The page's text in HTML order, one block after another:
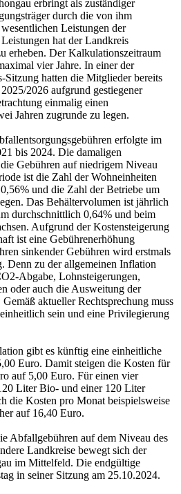
erbringt als zuständiger
durch die von ihm
Leistungen der
hat der Landkreis
erheben. Der Kalkulationszeitraum
vier Jahre. In einer der
Sitzung hatten die Mitglieder bereits
2026 aufgrund gestiegener
einmalig einen
Jahren zugrunde zu legen.
erfolgte im
bis 2024. Die damaligen
Gebühren auf niedrigem Niveau
ist die Zahl der Wohneinheiten
und die Zahl der Betriebe um
Das Behältervolumen ist jährlich
durchschnittlich 0,64% und beim
Aufgrund der Kostensteigerung
ist eine Gebührenerhöhung
sinkender Gebühren wird erstmals
Denn zu der allgemeinen Inflation
Abgabe, Lohnsteigerungen,
oder auch die Ausweitung der
aktueller Rechtsprechung muss
sein und eine Privilegierung
gibt es künftig eine einheitliche
Euro. Damit steigen die Kosten für
auf 5,00 Euro. Für einen vier
Liter Bio- und einer 120 Liter
die Kosten pro Monat beispielsweise
auf 16,40 Euro.
Abfallgebühren auf dem Niveau des
Landkreise bewegt sich der
im Mittelfeld. Die endgültige
in seiner Sitzung am 25.10.2024.